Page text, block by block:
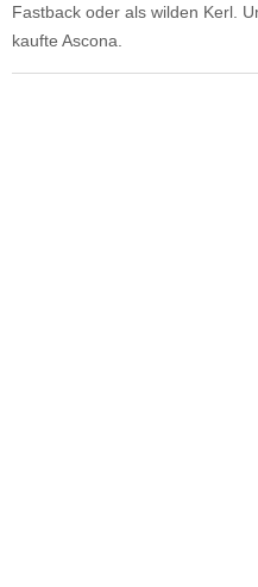
Fastback oder als wilden Kerl.
kaufte Ascona.